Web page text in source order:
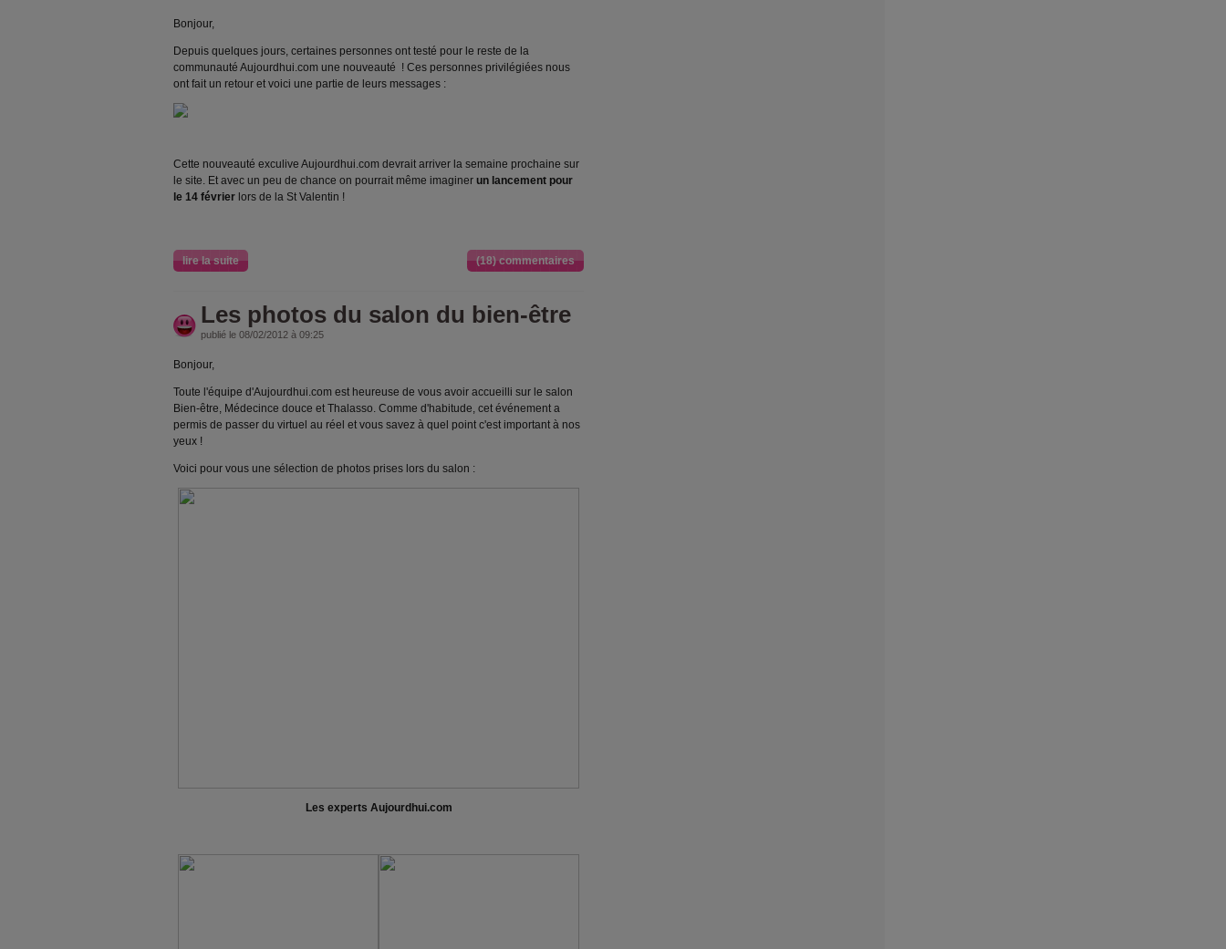
Bonjour,
Depuis quelques jours, certaines personnes ont testé pour le reste de la
communauté Aujourdhui.com une nouveauté ! Ces personnes privilégiées nous
ont fait un retour et voici une partie de leurs messages :
Cette nouveauté exculive Aujourdhui.com devrait arriver la semaine prochaine sur
le site. Et avec un peu de chance on pourrait même imaginer un lancement pour
le 14 février lors de la St Valentin !
lire la suite (18) commentaires
Les photos du salon du bien-être
publié le 08/02/2012 à 09:25
Bonjour,
Toute l'équipe d'Aujourdhui.com est heureuse de vous avoir accueilli sur le salon
Bien-être, Médecince douce et Thalasso. Comme d'habitude, cet événement a
permis de passer du virtuel au réel et vous savez à quel point c'est important à nos
yeux !
Voici pour vous une sélection de photos prises lors du salon :
Les experts Aujourdhui.com